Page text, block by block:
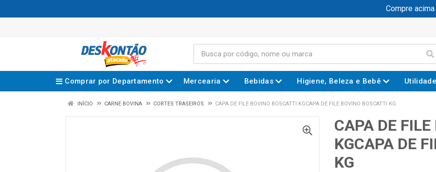
Compre acima
Comprar por Departamento Mercearia Bebidas Higiene, Beleza e Bebê
INÍCIO CARNE BOVINA CORTES TRASEIROS CAPA DE FILE BOVINO BOSCATTI KGCAPA DE FILE BOVINO BOSCATTI KG
CAPA DE
KGCAPA DE
KG